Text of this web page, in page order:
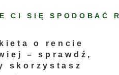
CI SIĘ SPODOBAĆ
o rencie
– sprawdź,
skorzystasz